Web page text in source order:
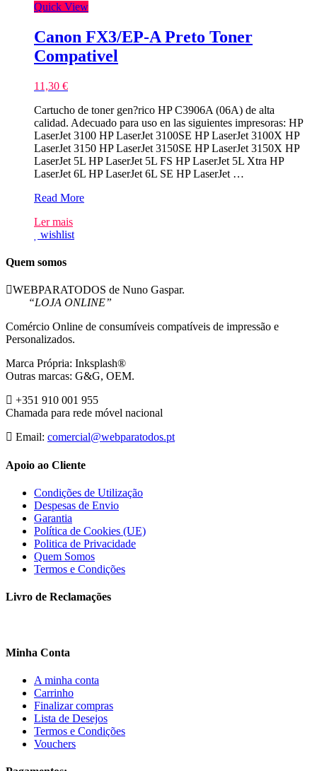
Quick View
Canon FX3/EP-A Preto Toner
Compativel
11,30 €
Cartucho de toner gen?rico HP C3906A (06A) de alta
calidad. Adecuado para uso en las siguientes impresoras: HP
LaserJet 3100 HP LaserJet 3100SE HP LaserJet 3100X HP
LaserJet 3150 HP LaserJet 3150SE HP LaserJet 3150X HP
LaserJet 5L HP LaserJet 5L FS HP LaserJet 5L Xtra HP
LaserJet 6L HP LaserJet 6L SE HP LaserJet …
Canon
A
Preto
Compativel
Read More
Ler mais
wishlist
Quem somos
WEBPARATODOS de Nuno Gaspar.
“LOJA ONLINE”
Comércio Online de consumíveis compatíveis de impressão e
Personalizados.
Marca Própria: Inksplash®
Outras marcas: G&G, OEM.
+351 910 001 955
Chamada para rede móvel nacional
Email: comercial@webparatodos.pt
Apoio ao Cliente
Condições de Utilização
Despesas de Envio
Garantia
Política de Cookies (UE)
Politica de Privacidade
Quem Somos
Termos e Condições
Livro de Reclamações
Minha Conta
A minha conta
Carrinho
Finalizar compras
Lista de Desejos
Termos e Condições
Vouchers